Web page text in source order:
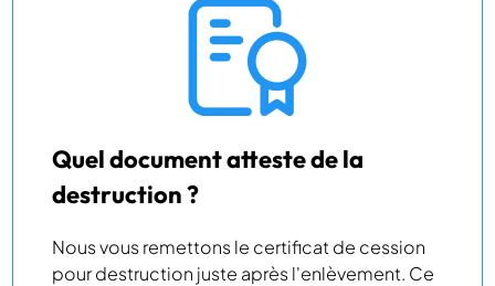
Quel document atteste de la
destruction ?
Nous vous remettons le certificat de cession
pour destruction juste après l'enlèvement. Ce